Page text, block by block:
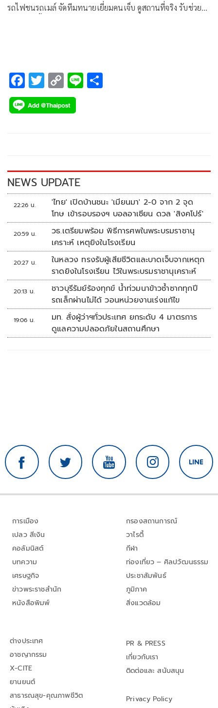
รถไฟชนรถเมล์ จัดทีมทนายเยี่ยมคนเจ็บ ดูสถานที่จริง รับช่วย
F
ac
e
k
T
wi
tt
C
o
p
k
Li
NEWS UPDATE
22:26 น.
'ไทย' เปิดบ้านชนะ 'เมียนมา' 2-0 จาก 2 จุด
โทษ เข้ารอบรองฯ บอลอาเซียน ดวล 'สิงคโปร์'
20:59 น.
วธ.เตรียมพร้อม พิธีการศพในพระบรมราชานุ
เคราะห์ เหตุยิงในโรงเรียน
20:27 น.
ในหลวง ทรงรับผู้เสียชีวิตและบาดเจ็บจากเหตุก
ราดยิงในโรงเรียน ไว้ในพระบรมราชานุเคราะห์
20:13 น.
ชาวบุรีรัมย์ร้องทุกข์ น้ำท่วมนาข้าวซ้ำซากทุกปี
รถเล็กผ่านไม่ได้ วอนหน่วยงานเร่งแก้ไข
19:06 น.
มท. สั่งผู้ว่าฯทั่วประเทศ ยกระดับ 4 มาตรการ
ดูแลความปลอดภัยในสถานศึกษา
การเมือง
เปลว สีเงิน
คอลัมนิสต์
บทความ
เศรษฐกิจ
ข่าวพระราชสำนัก
หนังสือพิมพ์
กรองสถานการณ์
วาไรตี้
กีฬา
ท่องเที่ยว – ศิลปวัฒนธรรม
ประชาสัมพันธ์
ภูมิภาค
สิ่งแวดล้อม
ต่างประเทศ
อาชญากรรม
X-CITE
ยานยนต์
สาธารณสุข-คุณภาพชีวิต
PR & PRESS
เกี่ยวกับเรา
ติดต่อและ สนับสนุน
Privacy Policy